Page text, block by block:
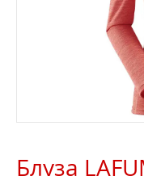
Блуза